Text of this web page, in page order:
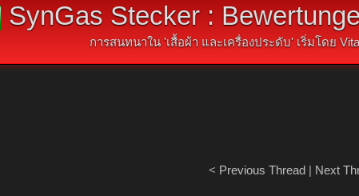
SynGas Stecker :
การสนทนาใน 'เสื้อผ้า และเครื่องประดับ' เริ่มโดย
< Previous Thread| Next